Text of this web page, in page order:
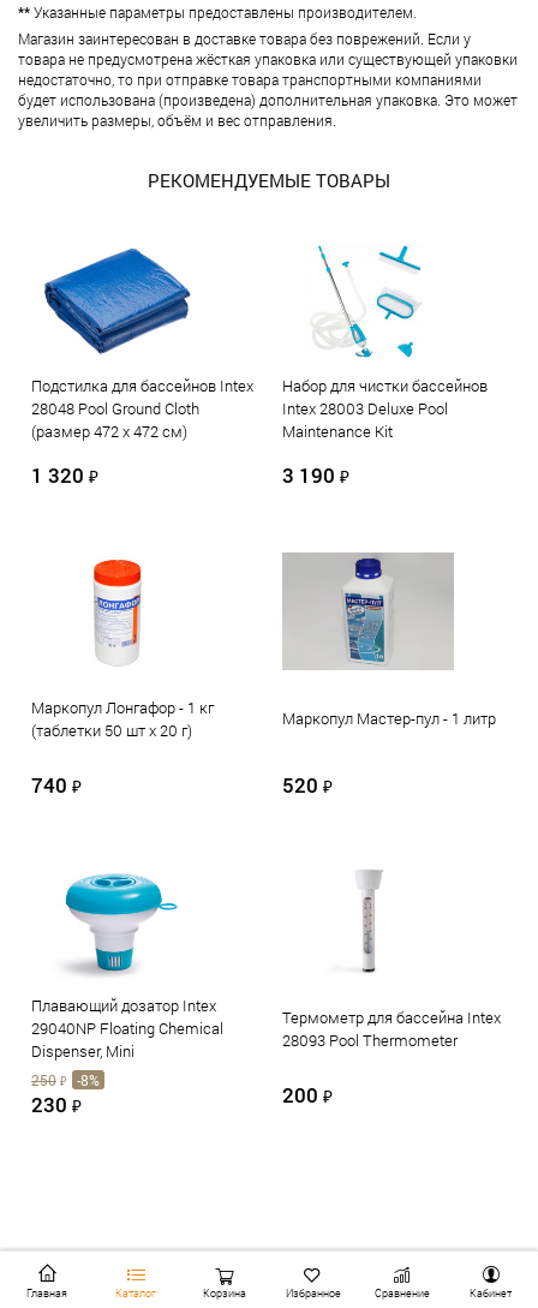
**Указанные параметры предоставлены производителем.
Магазин заинтересован в доставке товара без поврежений. Если у
товара не предусмотрена жёсткая упаковка или существующей упаковки
недостаточно, то при отправке товара транспортными компаниями
будет использована (произведена) дополнительная упаковка. Это может
увеличить размеры, объём и вес отправления.
РЕКОМЕНДУЕМЫЕ ТОВАРЫ
Подстилка для бассейнов Intex
28048 Pool Ground Cloth
(размер 472 х 472 см)
1 320 ₽
Набор для чистки бассейнов
Intex 28003 Deluxe Pool
Maintenance Kit
3 190 ₽
Маркопул Лонгафор - 1 кг
(таблетки 50 шт х 20 г)
740 ₽
Маркопул Мастер-пул - 1 литр
520 ₽
Плавающий дозатор Intex
29040NP Floating Chemical
Dispenser, Mini
250 ₽ -8%
230 ₽
Термометр для бассейна Intex
28093 Pool Thermometer
200 ₽
Главная Каталог Корзина Избранное Сравнение Кабинет